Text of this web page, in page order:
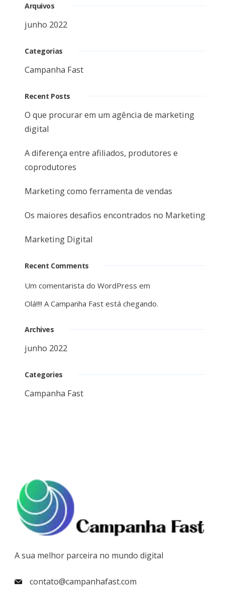
Arquivos
junho 2022
Categorias
Campanha Fast
Recent Posts
O que procurar em um agência de marketing
digital
A diferença entre afiliados, produtores e
coprodutores
Marketing como ferramenta de vendas
Os maiores desafios encontrados no Marketing
Marketing Digital
Recent Comments
Um comentarista do WordPress em
Olá!!!! A Campanha Fast está chegando.
Archives
junho 2022
Categories
Campanha Fast
A sua melhor parceira no mundo digital
contato@campanhafast.com